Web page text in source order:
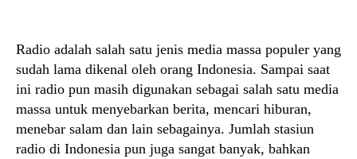
Radio adalah salah satu jenis media massa populer yang
sudah lama dikenal oleh orang Indonesia. Sampai saat
ini radio pun masih digunakan sebagai salah satu media
massa untuk menyebarkan berita, mencari hiburan,
menebar salam dan lain sebagainya. Jumlah stasiun
radio di Indonesia pun juga sangat banyak, bahkan